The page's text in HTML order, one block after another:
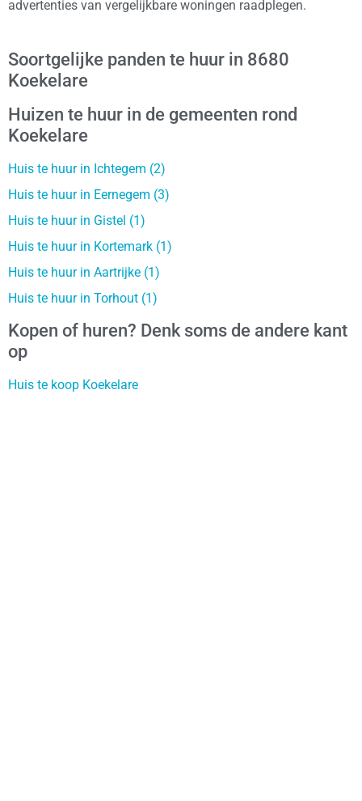
advertenties van vergelijkbare woningen raadplegen.
Soortgelijke panden te huur in 8680
Koekelare
Huizen te huur in de gemeenten rond
Koekelare
Huis te huur in Ichtegem (2)
Huis te huur in Eernegem (3)
Huis te huur in Gistel (1)
Huis te huur in Kortemark (1)
Huis te huur in Aartrijke (1)
Huis te huur in Torhout (1)
Kopen of huren? Denk soms de andere kant
op
Huis te koop Koekelare